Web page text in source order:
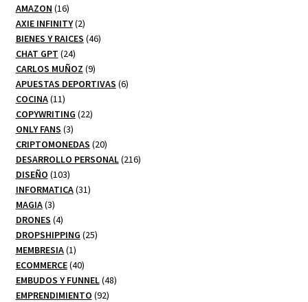
AMAZON 1616
productos
AXIE INFINITY 22
productos
BIENES Y RAICES 4646
CHAT GPT 2424
productos
CARLOS MUÑOZ 99
productos
APUESTAS DEPORTIVAS 66
COCINA 1111
productos
COPYWRITING 2222
ONLY FANS 33
productos
CRIPTOMONEDAS 2020
productos
DESARROLLO PERSONAL 216216
DISEÑO 103103
productos
INFORMATICA 3131
MAGIA 33
productos
DRONES 44
productos
DROPSHIPPING 2525
MEMBRESIA 11
producto
ECOMMERCE 4040
productos
EMBUDOS Y FUNNEL 4848
EMPRENDIMIENTO 9292